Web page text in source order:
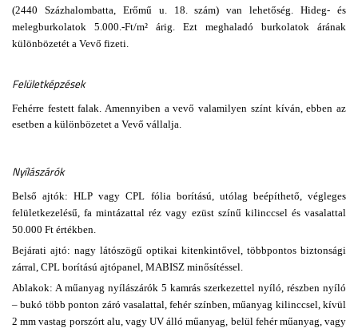
(2440 Százhalombatta, Erőmű u. 18. szám) van lehetőség. Hideg- és
melegburkolatok 5.000.-Ft/m² árig. Ezt meghaladó burkolatok árának
különbözetét a Vevő fizeti.
Felületképzések
Fehérre festett falak. Amennyiben a vevő valamilyen színt kíván, ebben az
esetben a különbözetet a Vevő vállalja.
Nyílászárók
Belső ajtók: HLP vagy CPL fólia borítású, utólag beépíthető, végleges
felületkezelésű, fa mintázattal réz vagy ezüst színű kilinccsel és vasalattal
50.000 Ft értékben.
Bejárati ajtó: nagy látószögű optikai kitenkintővel, többpontos biztonsági
zárral, CPL borítású ajtópanel, MABISZ minősítéssel.
Ablakok: A műanyag nyílászárók 5 kamrás szerkezettel nyíló, részben nyíló
– bukó több ponton záró vasalattal, fehér színben, műanyag kilinccsel, kívül
2 mm vastag porszórt alu, vagy UV álló műanyag, belül fehér műanyag, vagy